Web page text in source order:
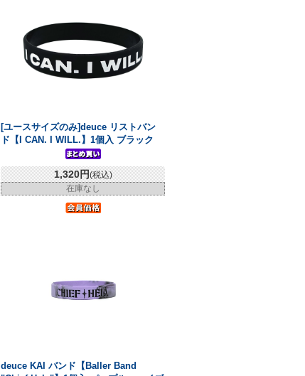
[ユースサイズのみ]deuce リストバン
ド【I CAN. I WILL.】1個入 ブラック
1,320円(税込)
在庫なし
deuce KAI バンド【Baller Band